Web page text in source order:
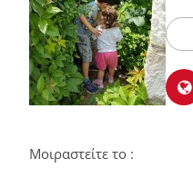
Μοιραστείτε το :